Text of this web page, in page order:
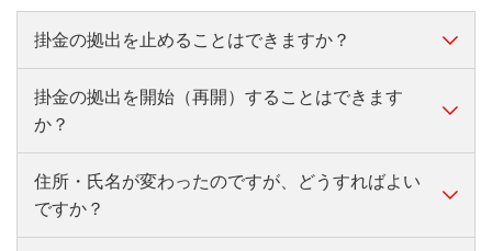
届きます。その他、国民年金基金連合会より、加入確
認通知書（または運用指図者確認通知書）、個人型年
金移換完了通知書が届きます。
※お手続き内容（移換のみ／加入と同時など）によ
り、届く書類の種類やタイミングが異なります。
掛金の拠出を止めることはできますか？
掛金の拠出を止める場合は、所定の変更手続きが必要
です。
お手続きはこちら
掛金の拠出を開始（再開）することはできます
か？
掛金の拠出を再開する場合は、所定の変更手続きが必
要です。
お手続きはこちら
住所・氏名が変わったのですが、どうすればよい
ですか？